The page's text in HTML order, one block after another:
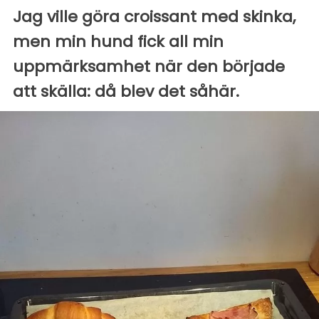
Jag ville göra croissant med skinka,
men min hund fick all min
uppmärksamhet när den började
att skälla: då blev det såhär.